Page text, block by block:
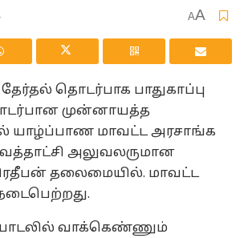
AA
தொடர்பாக பாதுகாப்பு
முன்னாயத்த
யாழ்ப்பாண மாவட்ட அரசாங்க
அலுவலருமான
தலைமையில். மாவட்ட
வாக்கெண்ணும்